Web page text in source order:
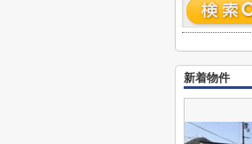
新着物件